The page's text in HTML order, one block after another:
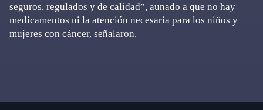
seguros, regulados y de calidad”, aunado a que no hay
medicamentos ni la atención necesaria para los niños y
mujeres con cáncer, señalaron.